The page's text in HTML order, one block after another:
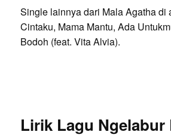
Single lainnya dari Mala Agatha di
Cintaku, Mama Mantu, Ada
Bodoh (feat. Vita Alvia).
Lirik Lagu Ngelabur